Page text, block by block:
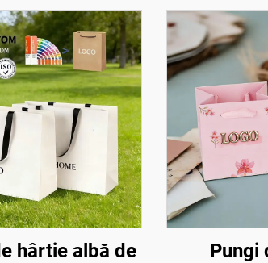
hârtie albă de
Pungi